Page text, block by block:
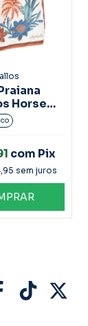
Horse
com Pix
sem juros